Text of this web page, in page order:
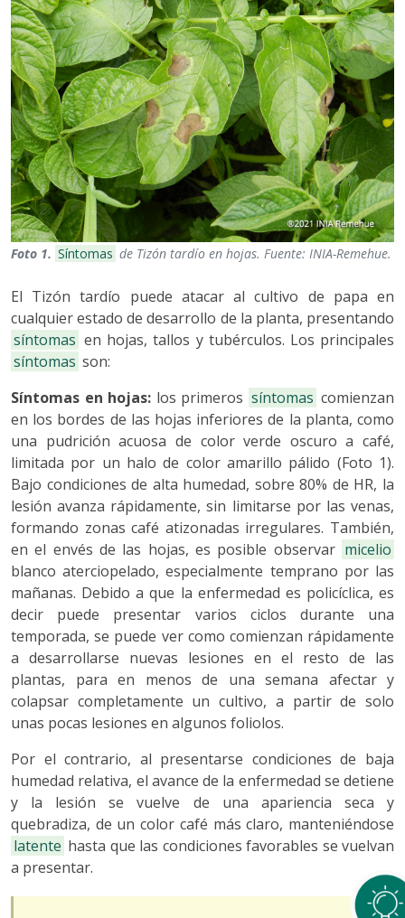
Foto 1. Síntomas de Tizón tardío en hojas. Fuente: INIA-Remehue.
El Tizón tardío puede atacar al cultivo de papa en
cualquier estado de desarrollo de la planta, presentando
síntomas en hojas, tallos y tubérculos. Los principales
síntomas son:
Síntomas en hojas: los primeros síntomas comienzan
en los bordes de las hojas inferiores de la planta, como
una pudrición acuosa de color verde oscuro a café,
limitada por un halo de color amarillo pálido (Foto 1).
Bajo condiciones de alta humedad, sobre 80% de HR, la
lesión avanza rápidamente, sin limitarse por las venas,
formando zonas café atizonadas irregulares. También,
en el envés de las hojas, es posible observar micelio
blanco aterciopelado, especialmente temprano por las
mañanas. Debido a que la enfermedad es policíclica, es
decir puede presentar varios ciclos durante una
temporada, se puede ver como comienzan rápidamente
a desarrollarse nuevas lesiones en el resto de las
plantas, para en menos de una semana afectar y
colapsar completamente un cultivo, a partir de solo
unas pocas lesiones en algunos foliolos.
Por el contrario, al presentarse condiciones de baja
humedad relativa, el avance de la enfermedad se detiene
y la lesión se vuelve de una apariencia seca y
quebradiza, de un color café más claro, manteniéndose
latente hasta que las condiciones favorables se vuelvan
a presentar.